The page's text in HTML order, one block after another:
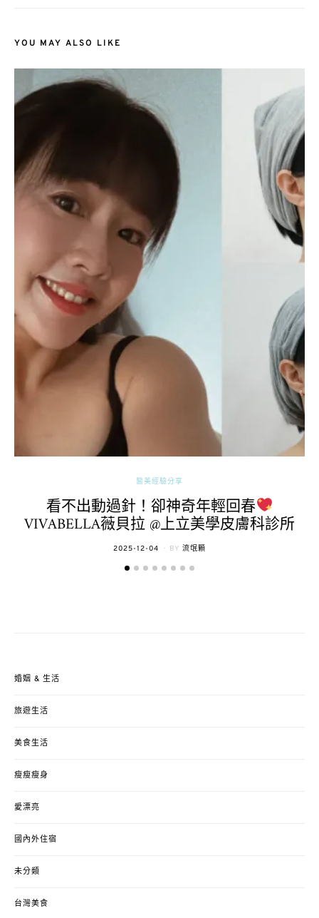
YOU MAY ALSO LIKE
醫美經驗分享
看不出動過針！卻神奇年輕回春
VIVABELLA薇貝拉 @上立美學皮膚科診所
POSTED
2025-12-04 BY 流氓顆
婚姻 & 生活
旅遊生活
美食生活
瘦瘦瘦身
愛漂亮
國內外住宿
未分類
台灣美食